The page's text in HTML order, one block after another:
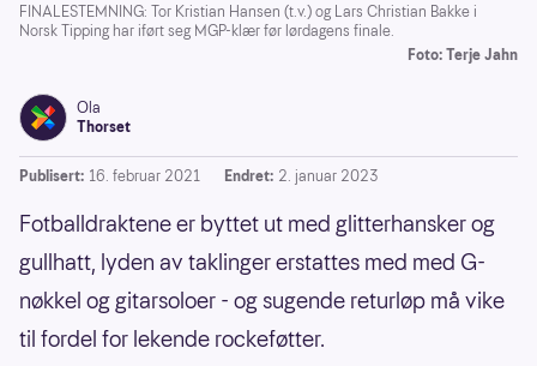
FINALESTEMNING: Tor Kristian Hansen (t.v.) og Lars Christian Bakke i
Norsk Tipping har iført seg MGP-klær før lørdagens finale.
Foto: Terje Jahn
Ola
Thorset
Publisert: 16. februar 2021 Endret: 2. januar 2023
Fotballdraktene er byttet ut med glitterhansker og
gullhatt, lyden av taklinger erstattes med med G-
nøkkel og gitarsoloer - og sugende returløp må vike
til fordel for lekende rockeføtter.